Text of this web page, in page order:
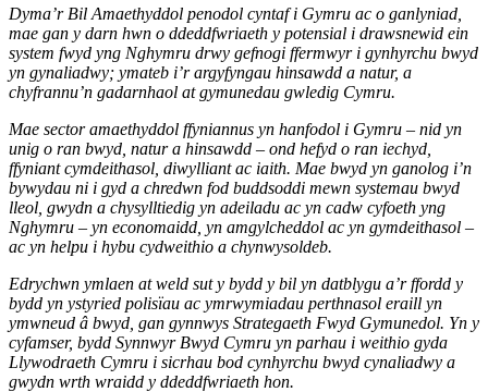
Dyma’r Bil Amaethyddol penodol cyntaf i Gymru ac o ganlyniad,
mae gan y darn hwn o ddeddfwriaeth y potensial i drawsnewid ein
system fwyd yng Nghymru drwy gefnogi ffermwyr i gynhyrchu bwyd
yn gynaliadwy; ymateb i’r argyfyngau hinsawdd a natur, a
chyfrannu’n gadarnhaol at gymunedau gwledig Cymru.
Mae sector amaethyddol ffyniannus yn hanfodol i Gymru – nid yn
unig o ran bwyd, natur a hinsawdd – ond hefyd o ran iechyd,
ffyniant cymdeithasol, diwylliant ac iaith. Mae bwyd yn ganolog i’n
bywydau ni i gyd a chredwn fod buddsoddi mewn systemau bwyd
lleol, gwydn a chysylltiedig yn adeiladu ac yn cadw cyfoeth yng
Nghymru – yn economaidd, yn amgylcheddol ac yn gymdeithasol –
ac yn helpu i hybu cydweithio a chynwysoldeb.
Edrychwn ymlaen at weld sut y bydd y bil yn datblygu a’r ffordd y
bydd yn ystyried polisïau ac ymrwymiadau perthnasol eraill yn
ymwneud â bwyd, gan gynnwys Strategaeth Fwyd Gymunedol. Yn y
cyfamser, bydd Synnwyr Bwyd Cymru yn parhau i weithio gyda
Llywodraeth Cymru i sicrhau bod cynhyrchu bwyd cynaliadwy a
gwydn wrth wraidd y ddeddfwriaeth hon.